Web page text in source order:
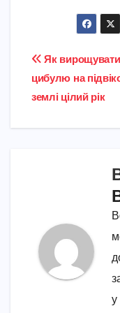
Навігація
записів
Як вирощувати
цибулю на
землі цілий рік
у